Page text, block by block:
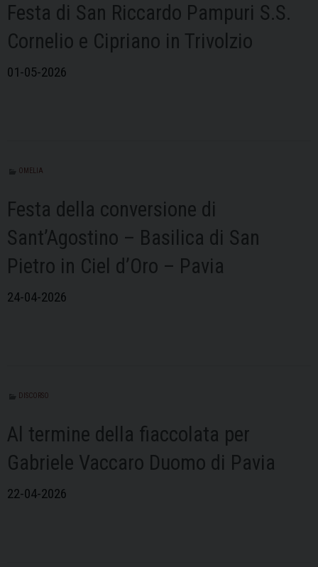
Festa di San Riccardo Pampuri S.S.
Cornelio e Cipriano in Trivolzio
01-05-2026
OMELIA
Festa della conversione di
Sant’Agostino – Basilica di San
Pietro in Ciel d’Oro – Pavia
24-04-2026
DISCORSO
Al termine della fiaccolata per
Gabriele Vaccaro Duomo di Pavia
22-04-2026